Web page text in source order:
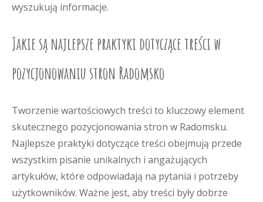
wyszukują informacje.
Jakie są najlepsze praktyki dotyczące treści w
pozycjonowaniu stron Radomsko
Tworzenie wartościowych treści to kluczowy element
skutecznego pozycjonowania stron w Radomsku.
Najlepsze praktyki dotyczące treści obejmują przede
wszystkim pisanie unikalnych i angażujących
artykułów, które odpowiadają na pytania i potrzeby
użytkowników. Ważne jest, aby treści były dobrze